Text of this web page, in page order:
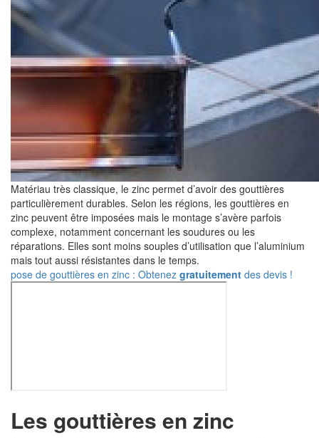
Matériau très classique, le zinc permet d’avoir des gouttières
particulièrement durables. Selon les régions, les gouttières en
zinc peuvent être imposées mais le montage s’avère parfois
complexe, notamment concernant les soudures ou les
réparations. Elles sont moins souples d’utilisation que l’aluminium
mais tout aussi résistantes dans le temps.
pose de gouttières en zinc : Obtenez gratuitement des devis !
Les gouttières en zinc